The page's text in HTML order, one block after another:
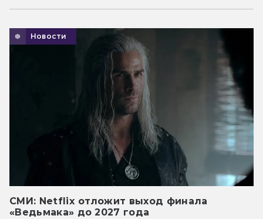
Новости
СМИ: Netflix отложит выход финала
«Ведьмака» до 2027 года